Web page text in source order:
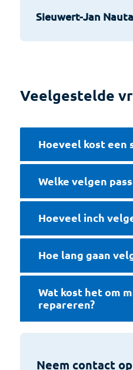
Sieuwert-Jan Nauta
Veelgestelde
Hoeveel kost een
Welke velgen
Hoeveel inch
Hoe lang gaan
Wat kost het om
repareren?
Neem contact op